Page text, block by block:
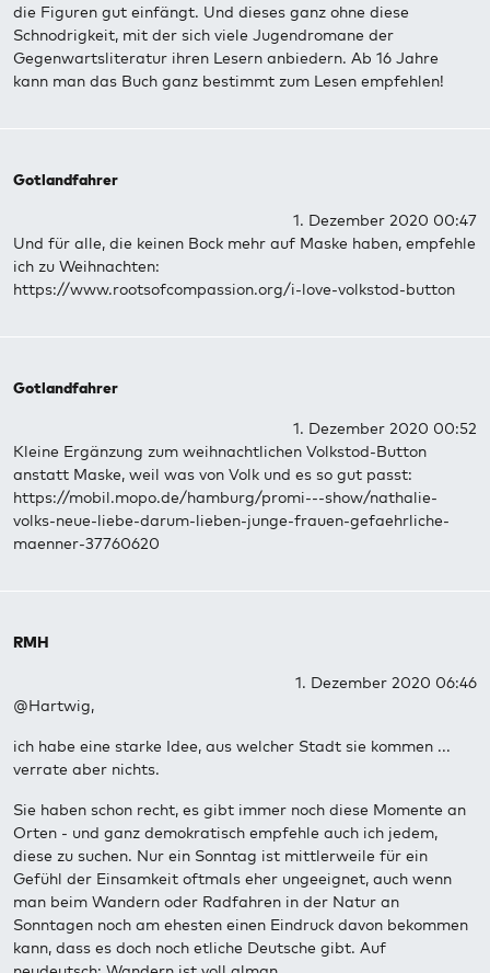
die Figuren gut einfängt. Und dieses ganz ohne diese
Schnodrigkeit, mit der sich viele Jugendromane der
Gegenwartsliteratur ihren Lesern anbiedern. Ab 16 Jahre
kann man das Buch ganz bestimmt zum Lesen empfehlen!
Gotlandfahrer
1. Dezember 2020 00:47
Und für alle, die keinen Bock mehr auf Maske haben, empfehle
ich zu Weihnachten:
https://www.rootsofcompassion.org/i-love-volkstod-button
Gotlandfahrer
1. Dezember 2020 00:52
Kleine Ergänzung zum weihnachtlichen Volkstod-Button
anstatt Maske, weil was von Volk und es so gut passt:
https://mobil.mopo.de/hamburg/promi---show/nathalie-
volks-neue-liebe-darum-lieben-junge-frauen-gefaehrliche-
maenner-37760620
RMH
1. Dezember 2020 06:46
@Hartwig,
ich habe eine starke Idee, aus welcher Stadt sie kommen ...
verrate aber nichts.
Sie haben schon recht, es gibt immer noch diese Momente an
Orten - und ganz demokratisch empfehle auch ich jedem,
diese zu suchen. Nur ein Sonntag ist mittlerweile für ein
Gefühl der Einsamkeit oftmals eher ungeeignet, auch wenn
man beim Wandern oder Radfahren in der Natur an
Sonntagen noch am ehesten einen Eindruck davon bekommen
kann, dass es doch noch etliche Deutsche gibt. Auf